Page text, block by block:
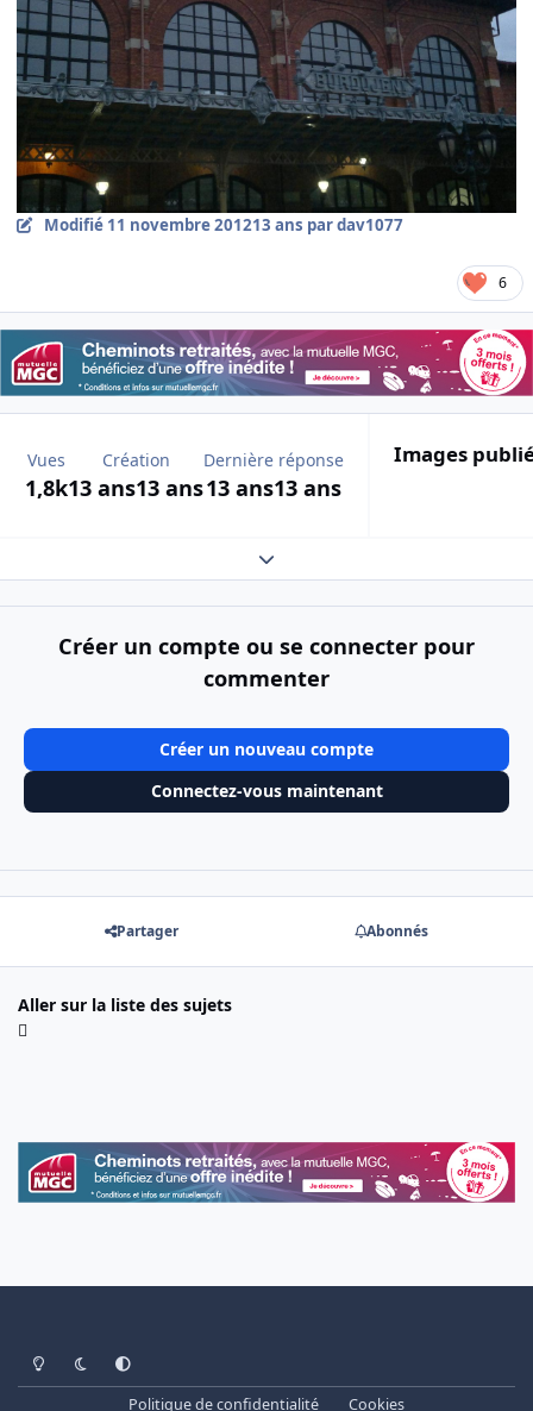
Modifié 11 novembre 201213 ans par dav1077
6
Vues
1,8k
Création
13 ans13 ans
Dernière réponse
13 ans13 ans
Images
Expand topic overview
Créer un compte ou se connecter pour
commenter
Créer un nouveau compte
Connectez-vous maintenant
Partager Abonnés
Aller sur la liste des sujets
Light ModeDark ModeSystem Preference
Politique de confidentialité Cookies